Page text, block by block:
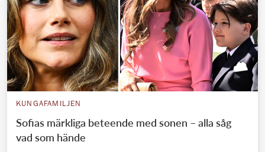
KUNGAFAMILJEN
Sofias märkliga beteende med sonen – alla såg
vad som hände